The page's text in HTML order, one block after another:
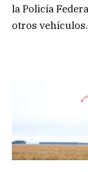
la Policía
otros vehículos.